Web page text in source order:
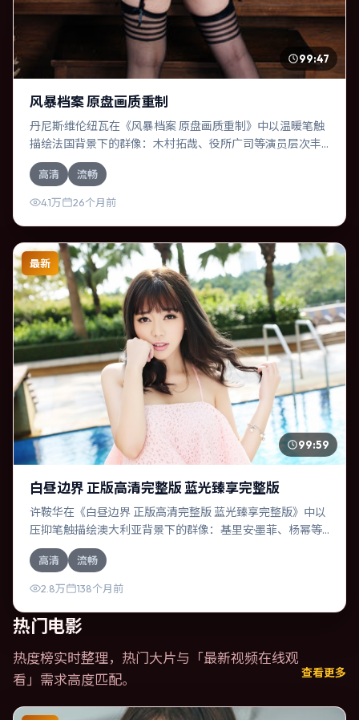
99:47
风暴档案 原盘画质重制
丹尼斯·维伦纽瓦在《风暴档案 原盘画质重制》中以温暖笔触
描绘法国背景下的群像：木村拓哉、役所广司等演员层次丰
富。作为一部传记作品，故事从日常裂缝切入，逐步推向不
可逆转的结局；视听语言统一，情感落点克制有力。
高清 流畅
4.1万 26个月前
最新
99:59
白昼边界 正版高清完整版 蓝光臻享完整版
许鞍华在《白昼边界 正版高清完整版 蓝光臻享完整版》中以
压抑笔触描绘澳大利亚背景下的群像：基里安·墨菲、杨幂等
演员层次丰富。作为一部奇幻作品，故事从日常裂缝切入，
逐步推向不可逆转的结局；视听语言统一，情感落点克制有
力。
高清 流畅
2.8万 138个月前
热门电影
热度榜实时整理，热门大片与「最新视频在线观
看 」需求高度匹配。 查看更多